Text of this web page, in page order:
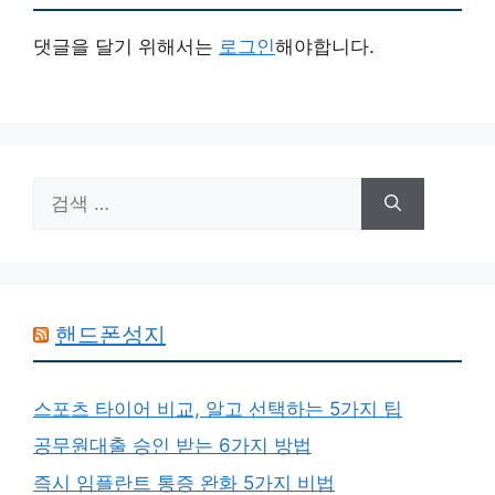
댓글을 달기 위해서는 로그인해야합니다.
색:
핸드폰성지
스포츠 타이어 비교, 알고 선택하는 5가지 팁
공무원대출 승인 받는 6가지 방법
즉시 임플란트 통증 완화 5가지 비법